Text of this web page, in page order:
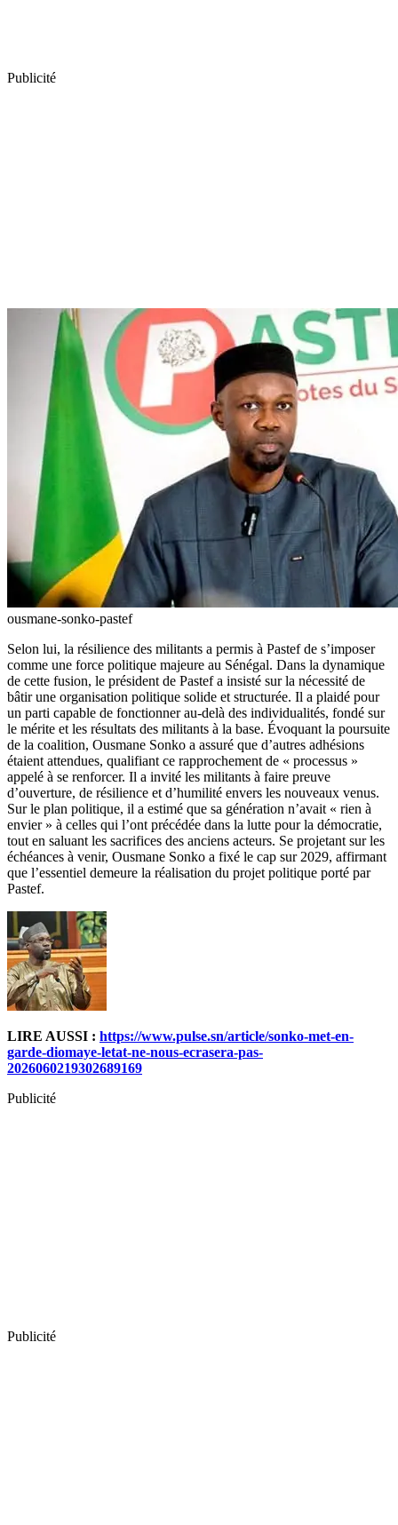
Publicité
ousmane-sonko-pastef
Selon lui, la résilience des militants a permis à Pastef de s’imposer
comme une force politique majeure au Sénégal. Dans la dynamique
de cette fusion, le président de Pastef a insisté sur la nécessité de
bâtir une organisation politique solide et structurée. Il a plaidé pour
un parti capable de fonctionner au-delà des individualités, fondé sur
le mérite et les résultats des militants à la base. Évoquant la poursuite
de la coalition, Ousmane Sonko a assuré que d’autres adhésions
étaient attendues, qualifiant ce rapprochement de « processus »
appelé à se renforcer. Il a invité les militants à faire preuve
d’ouverture, de résilience et d’humilité envers les nouveaux venus.
Sur le plan politique, il a estimé que sa génération n’avait « rien à
envier » à celles qui l’ont précédée dans la lutte pour la démocratie,
tout en saluant les sacrifices des anciens acteurs. Se projetant sur les
échéances à venir, Ousmane Sonko a fixé le cap sur 2029, affirmant
que l’essentiel demeure la réalisation du projet politique porté par
Pastef.
LIRE AUSSI : https://www.pulse.sn/article/sonko-met-en-
garde-diomaye-letat-ne-nous-ecrasera-pas-
2026060219302689169
Publicité
Publicité